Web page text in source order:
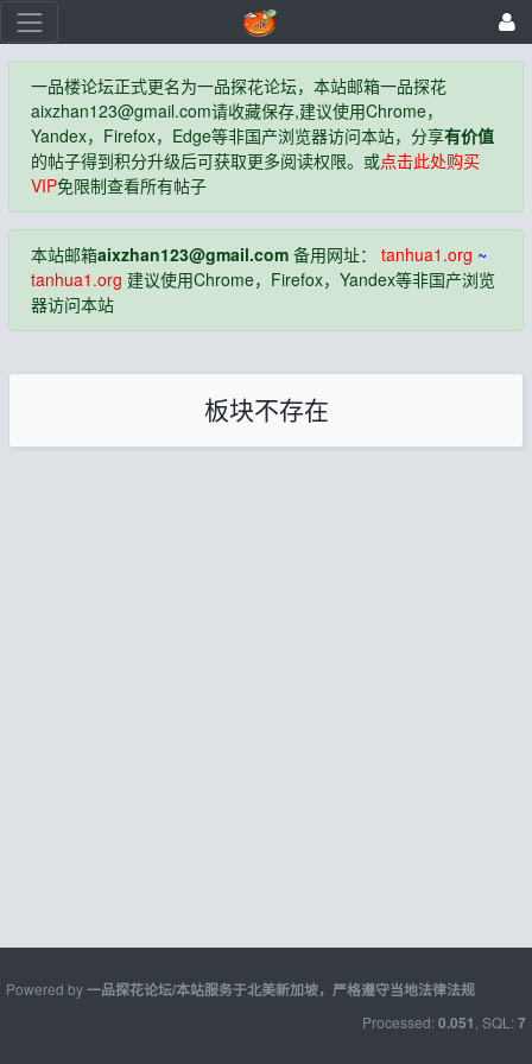
一品楼论坛正式更名为一品探花论坛，本站邮箱一品探花
aixzhan123@gmail.com请收藏保存,建议使用Chrome，
Yandex，Firefox，Edge等非国产浏览器访问本站，分享有价值
的帖子得到积分升级后可获取更多阅读权限。或点击此处购买
VIP免限制查看所有帖子
本站邮箱aixzhan123@gmail.com备用网址： tanhua1.org ~
tanhua1.org 建议使用Chrome，Firefox，Yandex等非国产浏览
器访问本站
板块不存在
Powered by一品探花论坛/本站服务于北美新加坡，严格遵守当地法律法规
Processed: 0.051 , SQL: 7